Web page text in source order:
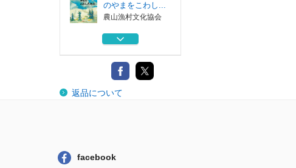
のやまをこわし...
農山漁村文化協会
かわはながれるか
農山漁村文化協会
うみはおおきいう
みはすごい 海...
返品について
facebook